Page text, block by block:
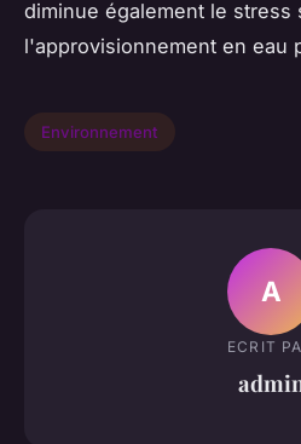
diminue également le stress
l'approvisionnement en eau
Environnement
A
ECRIT